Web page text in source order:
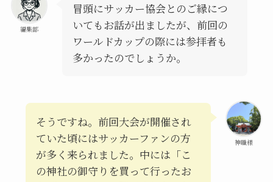
編集部
冒頭にサッカー協会とのご縁につ
いてもお話が出ましたが、前回の
ワールドカップの際には参拝者も
多かったのでしょうか。
神職様
そうですね。前回大会が開催され
ていた頃にはサッカーファンの方
が多く来られました。中には「こ
の神社の御守りを買って行ったお